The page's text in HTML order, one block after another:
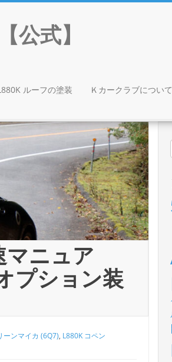
式】
ルーフの塗装 Ｋカークラブについて
ニュア
プション装
ーンマイカ (6Q7), L880K コペン